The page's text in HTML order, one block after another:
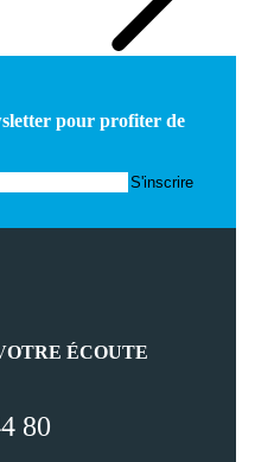
pour profiter de
ÉCOUTE
80